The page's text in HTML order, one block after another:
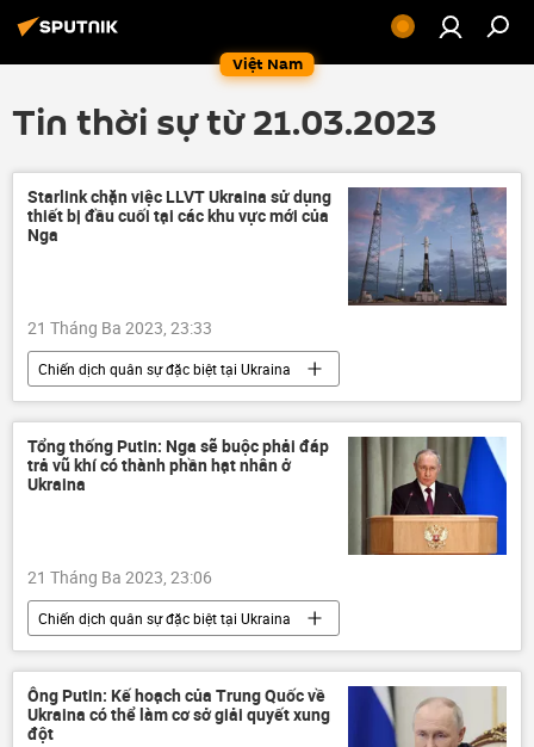
Việt Nam
Tin thời sự từ 21.03.2023
Starlink chặn việc LLVT Ukraina sử dụng
thiết bị đầu cuối tại các khu vực mới của
Nga
21 Tháng Ba 2023, 23:33
Chiến dịch quân sự đặc biệt tại Ukraina
Thế giới
Hoa Kỳ
Ukraina
SpaceX
vệ tinh
công nghệ
Nga
Quân sự
xung đột quân sự
Tổng thống Putin: Nga sẽ buộc phải đáp
trả vũ khí có thành phần hạt nhân ở
Ukraina
21 Tháng Ba 2023, 23:06
Chiến dịch quân sự đặc biệt tại Ukraina
Thế giới
Ukraina
Cuộc khủng hoảng ở Ukraina
Nga
Anh
Vladimir Putin
Ông Putin: Kế hoạch của Trung Quốc về
Ukraina có thể làm cơ sở giải quyết xung
đột